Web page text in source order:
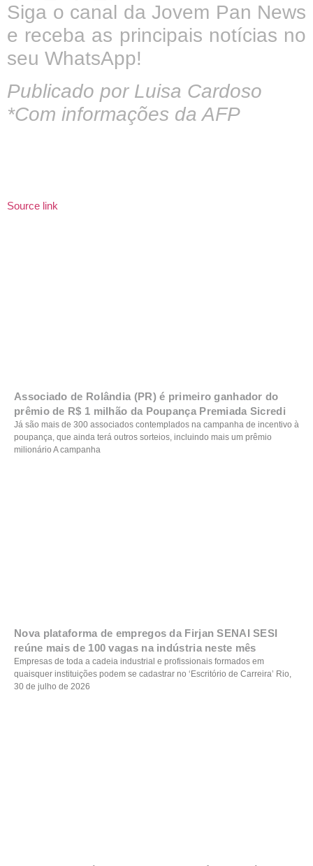
Siga o canal da Jovem Pan News
e receba as principais notícias no
seu WhatsApp!
Publicado por Luisa Cardoso
*Com informações da AFP
Source link
Associado de Rolândia (PR) é primeiro ganhador do
prêmio de R$ 1 milhão da Poupança Premiada Sicredi
Já são mais de 300 associados contemplados na campanha de incentivo à
poupança, que ainda terá outros sorteios, incluindo mais um prêmio
milionário A campanha
Nova plataforma de empregos da Firjan SENAI SESI
reúne mais de 100 vagas na indústria neste mês
Empresas de toda a cadeia industrial e profissionais formados em
quaisquer instituições podem se cadastrar no ‘Escritório de Carreira’ Rio,
30 de julho de 2026